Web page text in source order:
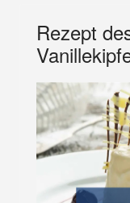
Rezept